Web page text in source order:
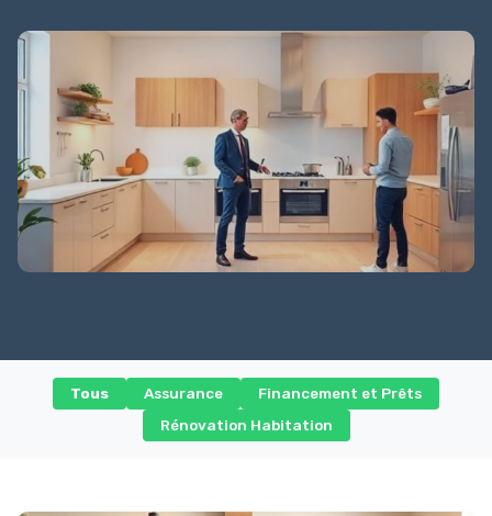
Tous Assurance
Financement et Prêts
Rénovation Habitation